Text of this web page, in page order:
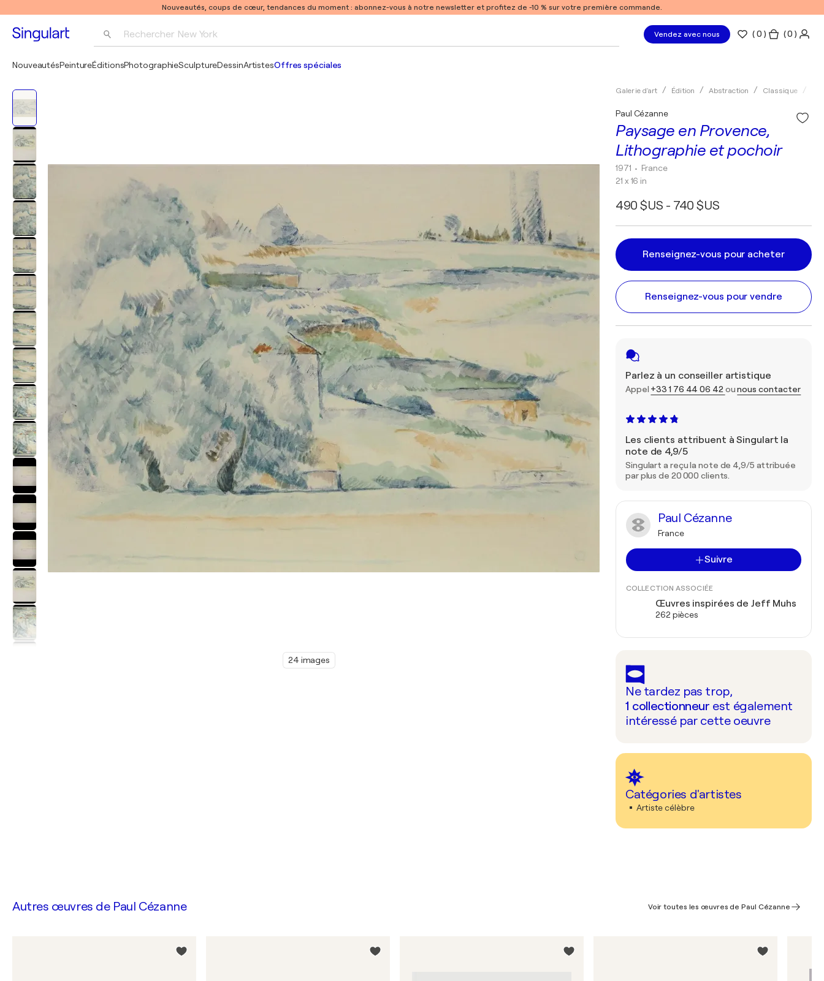
Nouveautés, coups de cœur, tendances du moment : abonnez-vous à notre newsletter et profitez de -10 % sur votre première commande.
Rechercher New York Vendez avec nous (0 ) ( 0 )
NouveautésPeintureÉditionsPhotographieSculptureDessinArtistesOffres spéciales
24 images
Galerie d'art Édition Abstraction Classique
Paysage en Provence,
Lithographie et pochoir
Paul Cézanne
1971 • France
21 x 16 in
490 $US - 740 $US
Renseignez-vous pour acheter
Renseignez-vous pour vendre
Parlez à un conseiller artistique
Appel +33 1 76 44 06 42 ounous contacter
Les clients attribuent à Singulart la
note de 4,9/5
Singulart a reçu la note de 4,9/5 attribuée
par plus de 20 000 clients.
Paul Cézanne
France
Suivre
COLLECTION ASSOCIÉE
Œuvres inspirées de Jeff Muhs
262 pièces
Ne tardez pas trop,
1 collectionneur est également
intéressé par cette oeuvre
Catégories d'artistes
Artiste célèbre
Autres œuvres de Paul Cézanne Voir toutes les œuvres de Paul Cézanne